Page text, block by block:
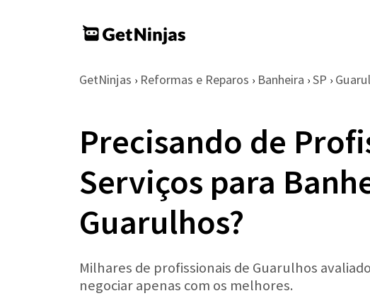
GetNinjas › Reformas e Reparos › Banheira › SP ›
Precisando de
Serviços para
Guarulhos?
Milhares de profissionais de Guarulhos
negociar apenas com os melhores.